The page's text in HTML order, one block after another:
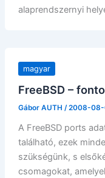
alaprendszernyi
magyar
FreeBSD –
Gábor AUTH /2008-
A FreeBSD ports
található, ezek
szükségünk, s
csomagokat,